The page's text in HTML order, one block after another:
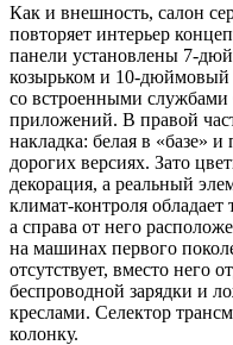
Как и внешность, салон
повторяет интерьер
панели установлены 7-
козырьком и 10-дюймовый
со встроенными
приложений. В правой
накладка: белая в «базе»
дорогих версиях. Зато
декорация, а реальный
климат-контроля
а справа от него
на машинах первого
отсутствует, вместо него
беспроводной зарядки и
креслами. Селектор
колонку.